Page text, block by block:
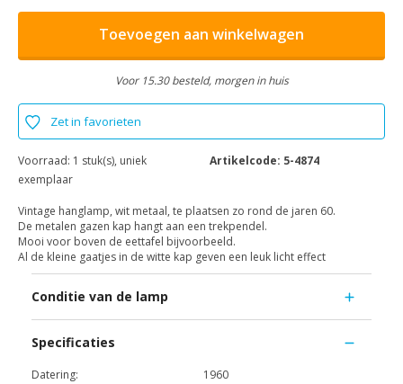
Toevoegen aan winkelwagen
Voor 15.30 besteld, morgen in huis
Zet in favorieten
Voorraad: 1 stuk(s), uniek
exemplaar
Artikelcode: 5-4874
Vintage hanglamp, wit metaal, te plaatsen zo rond de jaren 60.
De metalen gazen kap hangt aan een trekpendel.
Mooi voor boven de eettafel bijvoorbeeld.
Al de kleine gaatjes in de witte kap geven een leuk licht effect
Conditie van de lamp
Specificaties
Datering:
1960